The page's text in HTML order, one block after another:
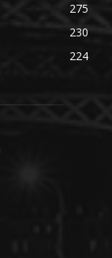
275
230
224